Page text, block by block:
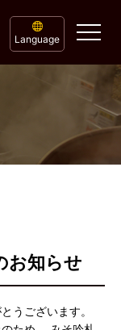
Language
お知らせ
うございます。